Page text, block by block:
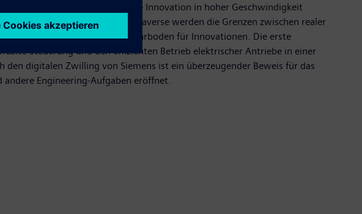
zu erfüllen, sondern auch die Innovation in hoher Geschwindigkeit
in das industrielle Metaverse werden die Grenzen zwischen realer
Umfeld und den idealen Nährboden für Innovationen. Die erste
Steuerung und den effizienten Betrieb elektrischer Antriebe in einer
digitalen Zwilling von Siemens ist ein überzeugender Beweis für das
Engineering-Aufgaben eröffnet.